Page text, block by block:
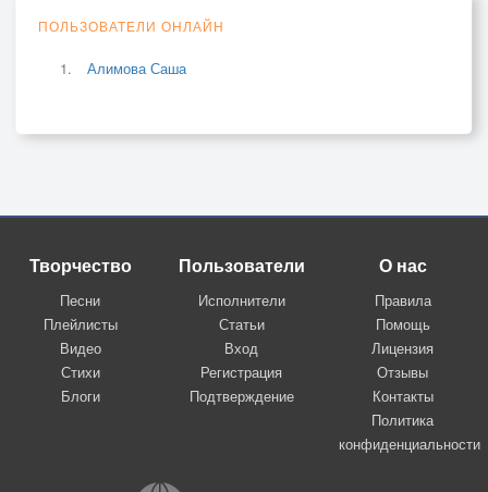
ПОЛЬЗОВАТЕЛИ ОНЛАЙН
Алимова Саша
Творчество
Песни
Плейлисты
Видео
Стихи
Блоги
Пользователи
Исполнители
Статьи
Вход
Регистрация
Подтверждение
О нас
Правила
Помощь
Лицензия
Отзывы
Контакты
Политика
конфиденциальности